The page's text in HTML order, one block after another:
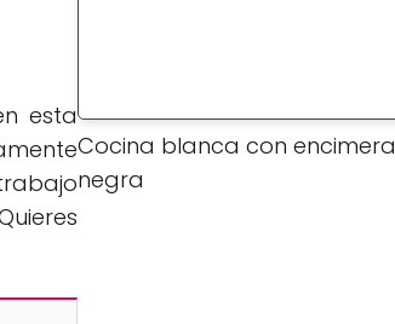
esta
Cocina blanca con encimera
negra